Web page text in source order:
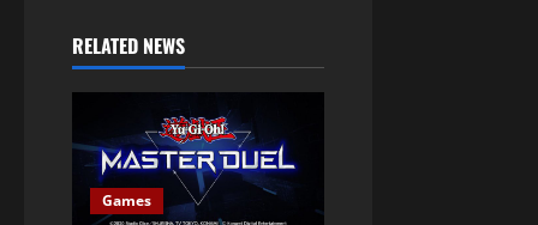
RELATED NEWS
Games